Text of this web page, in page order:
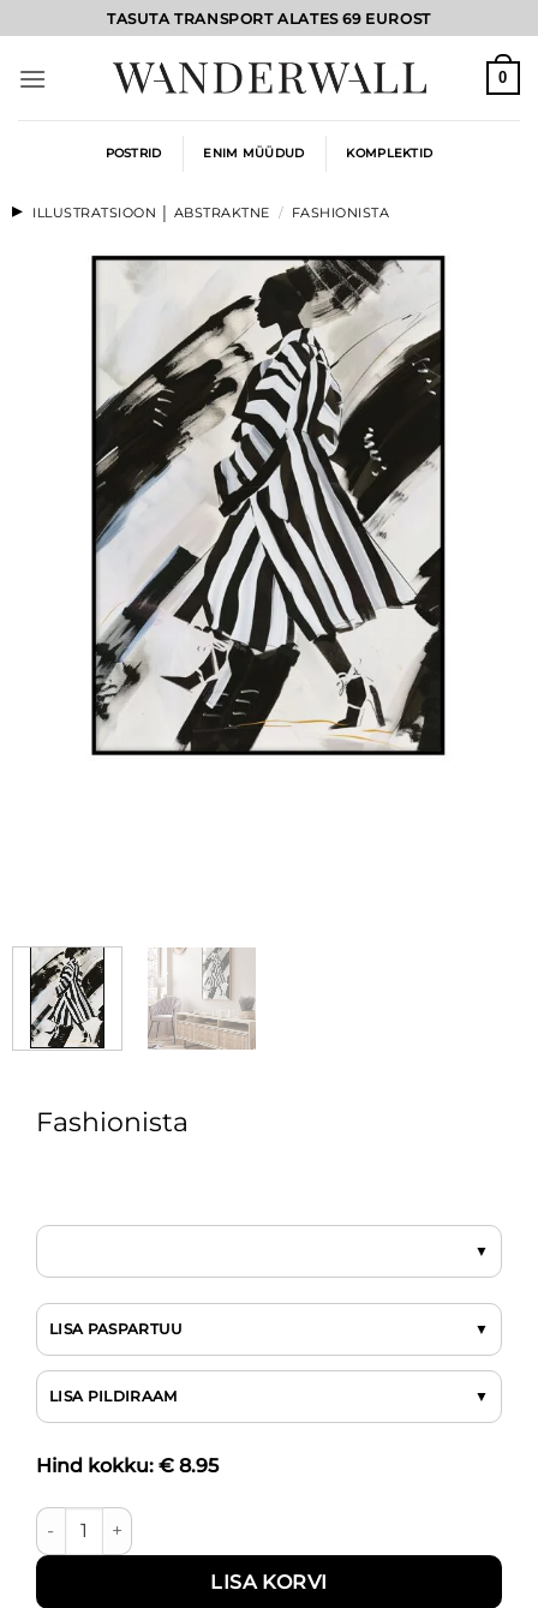
to
content
TASUTA TRANSPORT ALATES 69 EUROST
0
POSTRID ENIM MÜÜDUD KOMPLEKTID
ILLUSTRATSIOON │ ABSTRAKTNE / FASHIONISTA
Fashionista
LISA PASPARTUU
LISA PILDIRAAM
Hind kokku: € 8.95
Fashionista kogus
LISA KORVI